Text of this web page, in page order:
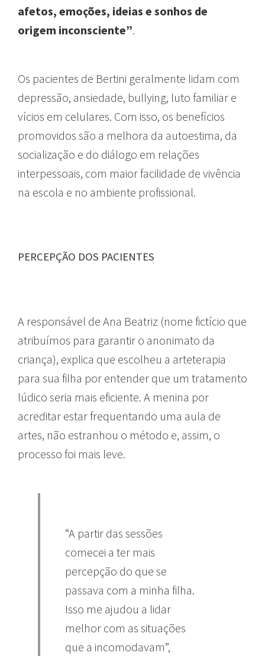
afetos, emoções, ideias e sonhos de
origem inconsciente”.
Os pacientes de Bertini geralmente lidam com
depressão, ansiedade, bullying, luto familiar e
vícios em celulares. Com isso, os benefícios
promovidos são a melhora da autoestima, da
socialização e do diálogo em relações
interpessoais, com maior facilidade de vivência
na escola e no ambiente profissional.
PERCEPÇÃO DOS PACIENTES
A responsável de Ana Beatriz (nome fictício que
atribuímos para garantir o anonimato da
criança), explica que escolheu a arteterapia
para sua filha por entender que um tratamento
lúdico seria mais eficiente. A menina por
acreditar estar frequentando uma aula de
artes, não estranhou o método e, assim, o
processo foi mais leve.
“A partir das sessões
comecei a ter mais
percepção do que se
passava com a minha filha.
Isso me ajudou a lidar
melhor com as situações
que a incomodavam”,